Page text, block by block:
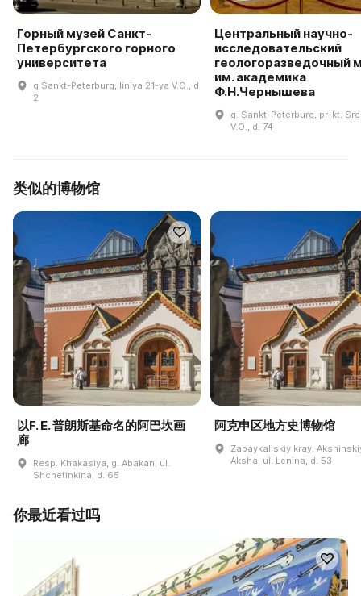
Горный музей Санкт-
Петербургского горного
университета
g Sankt-Peterburg, liniya 21-ya V.O., d
2
Центральный научно-
исследовательский
геологоразведочный
им. академика
Ф.Н.Чернышева
g. Sankt-Peterburg, pr-kt.
V.O., d. 74
类似的博物馆
以F. E. 普朗斯基命名的阿巴坎画
廊
Resp. Khakasiya, g. Abakan, ul.
Shchetinkina, d. 65
阿克申区地方史博物馆
Zabaykalʹskiy kray,
Aksha, ul. Lenina, d. 53
你最近看过吗